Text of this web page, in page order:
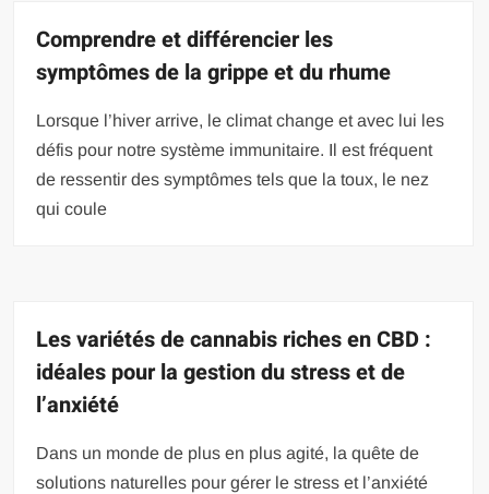
Comprendre et différencier les
symptômes de la grippe et du rhume
Lorsque l’hiver arrive, le climat change et avec lui les
défis pour notre système immunitaire. Il est fréquent
de ressentir des symptômes tels que la toux, le nez
qui coule
Les variétés de cannabis riches en CBD :
idéales pour la gestion du stress et de
l’anxiété
Dans un monde de plus en plus agité, la quête de
solutions naturelles pour gérer le stress et l’anxiété